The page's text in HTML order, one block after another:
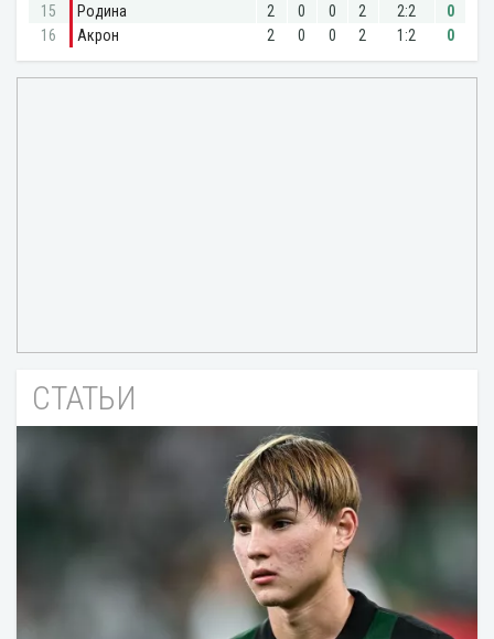
СТАТЬИ